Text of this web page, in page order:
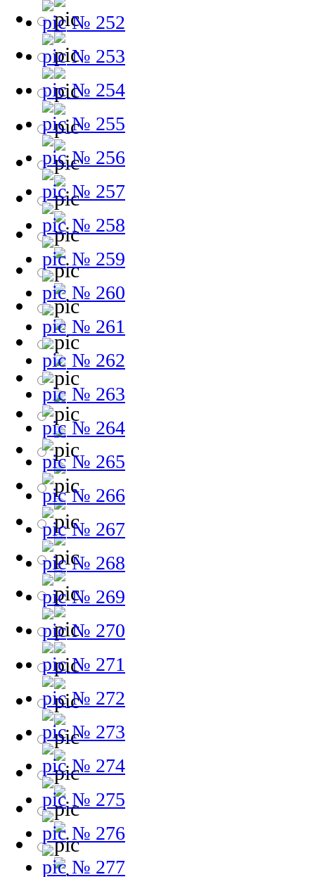
№ 252
№ 253
№ 254
№ 255
№ 256
№ 257
№ 258
№ 259
№ 260
№ 261
№ 262
№ 263
№ 264
№ 265
№ 266
№ 267
№ 268
№ 269
№ 270
№ 271
№ 272
№ 273
№ 274
№ 275
№ 276
№ 277